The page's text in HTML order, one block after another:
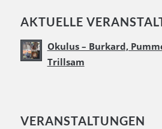
AKTUELLE
Okulus – Burkard,
Trillsam
VERANSTALTUNGEN